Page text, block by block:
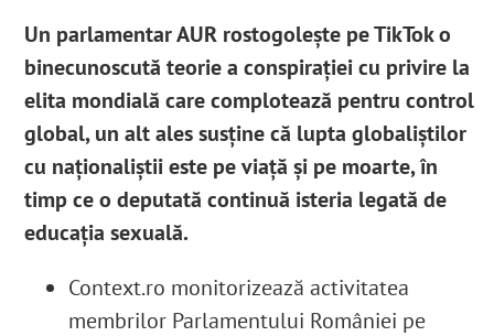
Un parlamentar AUR rostogolește pe TikTok o
binecunoscută teorie a conspirației cu privire la
elita mondială care complotează pentru control
global, un alt ales susține că lupta globaliștilor
cu naționaliștii este pe viață și pe moarte, în
timp ce o deputată continuă isteria legată de
educația sexuală.
Context.ro monitorizează activitatea
membrilor Parlamentului României pe